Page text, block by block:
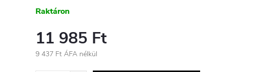
Raktáron
11 985 Ft
9 437 Ft ÁFA nélkül